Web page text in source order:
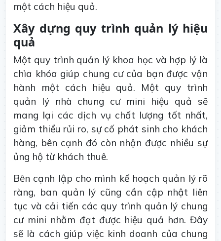
một cách hiệu quả.
Xây dựng quy trình quản lý hiệu
quả
Một quy trình quản lý khoa học và hợp lý là
chìa khóa giúp chung cư của bạn được vận
hành một cách hiệu quả. Một quy trình
quản lý nhà chung cư mini hiệu quả sẽ
mang lại các dịch vụ chất lượng tốt nhất,
giảm thiểu rủi ro, sự cố phát sinh cho khách
hàng, bên cạnh đó còn nhận được nhiều sự
ủng hộ từ khách thuê.
Bên cạnh lập cho mình kế hoạch quản lý rõ
ràng, ban quản lý cũng cần cập nhật liên
tục và cải tiến các quy trình quản lý chung
cư mini nhằm đạt được hiệu quả hơn. Đây
sẽ là cách giúp việc kinh doanh của chung